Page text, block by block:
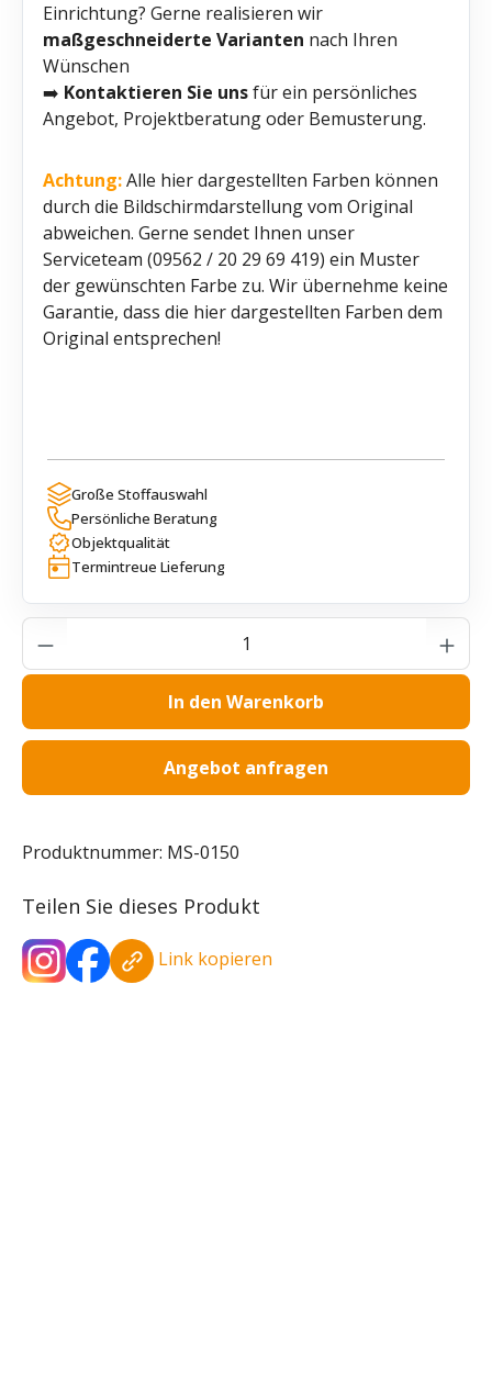
Einrichtung? Gerne realisieren wir
maßgeschneiderte Varianten nach Ihren
Wünschen
➡️ Kontaktieren Sie unsfür ein persönliches
Angebot, Projektberatung oder Bemusterung.
Achtung:Alle hier dargestellten Farben können
durch die Bildschirmdarstellung vom Original
abweichen. Gerne sendet Ihnen unser
Serviceteam (09562 / 20 29 69 419) ein Muster
der gewünschten Farbe zu. Wir übernehme keine
Garantie, dass die hier dargestellten Farben dem
Original entsprechen!
Große Stoffauswahl
Persönliche Beratung
Objektqualität
Termintreue Lieferung
Produkt Anzahl: Gib den gewünschten
In den Warenkorb
Angebot anfragen
Produktnummer: MS-0150
Teilen Sie dieses Produkt
Link kopieren